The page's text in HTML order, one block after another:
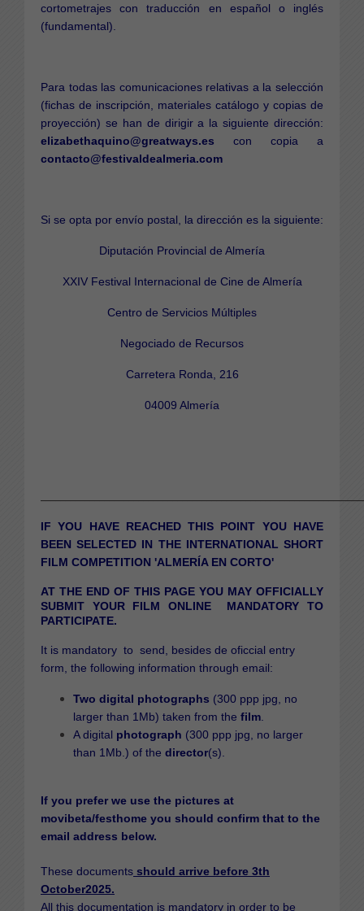
cortometrajes con traducción en español o inglés
(fundamental).
Para todas las comunicaciones relativas a la selección
(fichas de inscripción, materiales catálogo y copias de
proyección) se han de dirigir a la siguiente dirección:
elizabethaquino@greatways.es con copia a
contacto@festivaldealmeria.com
Si se opta por envío postal, la dirección es la siguiente:
Diputación Provincial de Almería
XXIV Festival Internacional de Cine de Almería
Centro de Servicios Múltiples
Negociado de Recursos
Carretera Ronda, 216
04009 Almería
IF YOU HAVE REACHED THIS POINT YOU HAVE
BEEN SELECTED IN THE INTERNATIONAL SHORT
FILM COMPETITION 'ALMERÍA EN CORTO'
AT THE END OF THIS PAGE YOU MAY OFFICIALLY
SUBMIT YOUR FILM ONLINE MANDATORY TO
PARTICIPATE.
It is mandatory to send, besides de oficcial entry
form, the following information through email:
Two digital photographs (300 ppp jpg, no
larger than 1Mb) taken from the film
A digital photograph (300 ppp jpg, no larger
than 1Mb.) of the director(s).
If you prefer we use the pictures at
movibeta/festhome you should confirm that to the
email address below.
These documents should arrive before 3th
October2025.
All this documentation is mandatory in order to be